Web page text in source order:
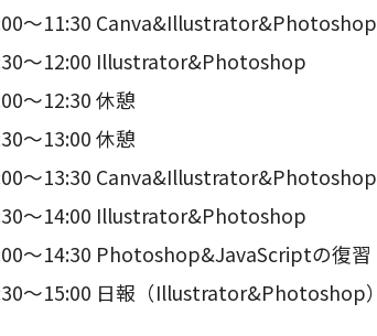
～11:30 Canva&Illustrator&Photoshop
～12:00 Illustrator&Photoshop
～12:30 休憩
～13:00 休憩
～13:30 Canva&Illustrator&Photoshop
～14:00 Illustrator&Photoshop
～14:30 Photoshop&JavaScriptの復習
～15:00 日報（Illustrator&Photoshop）